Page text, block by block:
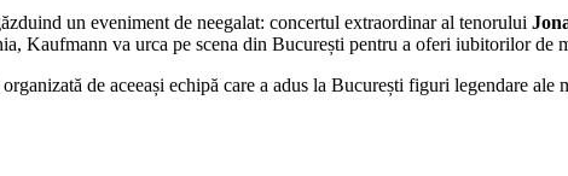
un eveniment de neegalat: concertul extraordinar al tenorului
Kaufmann va urca pe scena din București pentru a oferi iubitorilor de
organizată de aceeași echipă care a adus la București figuri legendare ale